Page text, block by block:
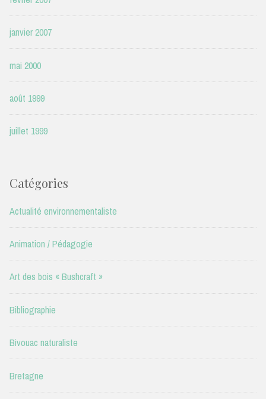
janvier 2007
mai 2000
août 1999
juillet 1999
Catégories
Actualité environnementaliste
Animation / Pédagogie
Art des bois « Bushcraft »
Bibliographie
Bivouac naturaliste
Bretagne